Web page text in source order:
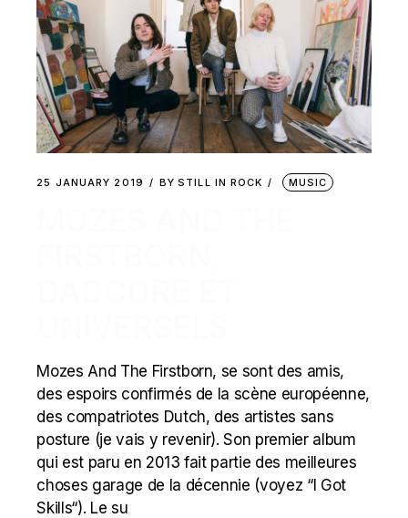
25 JANUARY 2019 BY STILL IN ROCK MUSIC
Mozes And The Firstborn, se sont des amis,
des espoirs confirmés de la scène européenne,
des compatriotes Dutch, des artistes sans
posture (je vais y revenir). Son premier album
qui est paru en 2013 fait partie des meilleures
choses garage de la décennie (voyez “I Got
Skills“). Le su